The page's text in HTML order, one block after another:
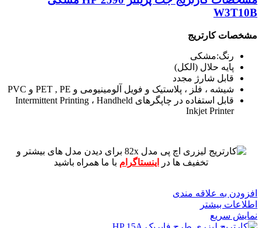
W3T10B
مشخصات کارتریج
رنگ:مشکی
پایه حلال (الکل)
قابل شارژ مجدد
شیشه ، فلز ، پلاستیک و فویل آلومینیومی و PET , PE و PVC
قابل استفاده در چاپگرهای Intermittent Printing ، Handheld
Inkjet Printer
برای دیدن مدل های بیشتر و
تخفیف ها در
اینستاگرام با ما همراه باشید
افزودن به علاقه مندی
اطلاعات بیشتر
نمایش سریع